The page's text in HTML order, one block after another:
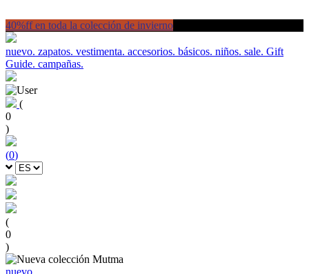
40%ff en toda la colección de invierno
nuevo. zapatos. vestimenta. accesorios. básicos. niños. sale. Gift
Guide. campañas.
(
0
)
(0)
(
0
)
nuevo